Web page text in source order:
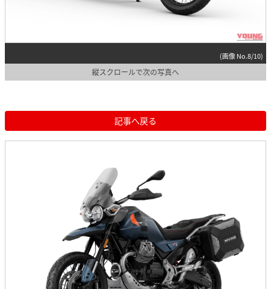
(画像 No.8/10)
縦スクロールで次の写真へ
記事へ戻る